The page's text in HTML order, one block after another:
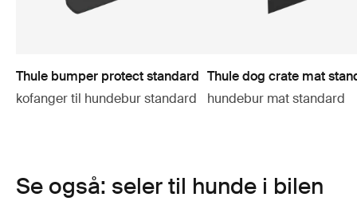
Thule bumper protect standard
kofanger til hundebur standard
Thule dog crate mat
hundebur mat standard
Se også: seler til hunde i bilen